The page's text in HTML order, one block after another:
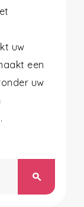
uw
een
uw
search